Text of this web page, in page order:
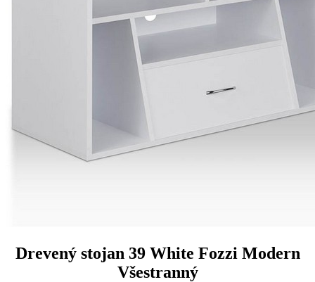
Drevený stojan 39 White Fozzi Modern
Všestranný